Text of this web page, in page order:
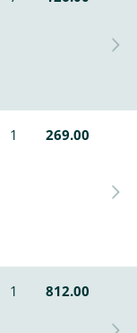
1 269.00
1 812.00